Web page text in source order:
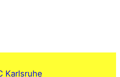
Karlsruhe